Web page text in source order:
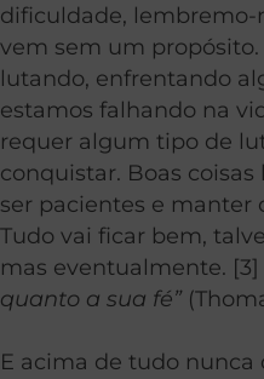
dificuldade,
vem sem um
lutando, enfrentando
estamos falhando na
requer algum tipo de
conquistar. Boas
ser pacientes e manter
Tudo vai ficar bem,
mas eventualmente. [3]
quanto a sua fé”
E acima de tudo nunca